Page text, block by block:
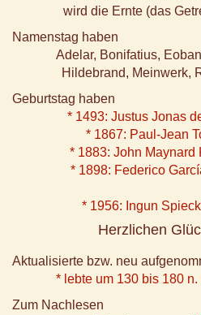
wird die Ernte (das
Namenstag haben
Adelar, Bonifatius,
Hildebrand, Meinwerk,
Geburtstag haben
* 1493: Justus Jonas
* 1867: Paul-Jean
* 1883: John Maynard
* 1898: Federico
* 1956: Ingun
Herzlichen
Aktualisierte bzw. neu
* lebte um 130 bis 180
Zum Nachlesen